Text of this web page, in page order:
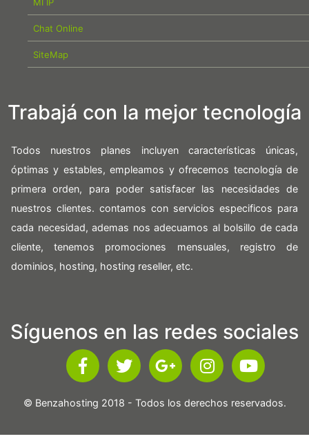
Chat Online
SiteMap
Trabajá con la mejor tecnología
Todos nuestros planes incluyen características únicas,
óptimas y estables, empleamos y ofrecemos tecnología de
primera orden, para poder satisfacer las necesidades de
nuestros clientes. contamos con servicios especificos para
cada necesidad, ademas nos adecuamos al bolsillo de cada
cliente, tenemos promociones mensuales, registro de
dominios, hosting, hosting reseller, etc.
Síguenos en las redes sociales
© Benzahosting 2018 - Todos los derechos reservados.